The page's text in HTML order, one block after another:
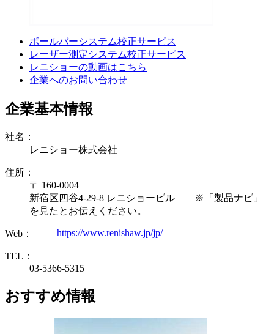
ボールバーシステム校正サービス
レーザー測定システム校正サービス
レニショーの動画はこちら
企業へのお問い合わせ
企業基本情報
社名：
レニショー株式会社
住所：
〒 160-0004
新宿区四谷4-29-8 レニショービル ※「製品ナビ」
を見たとお伝えください。
Web： https://www.renishaw.jp/jp/
TEL：
03-5366-5315
おすすめ情報